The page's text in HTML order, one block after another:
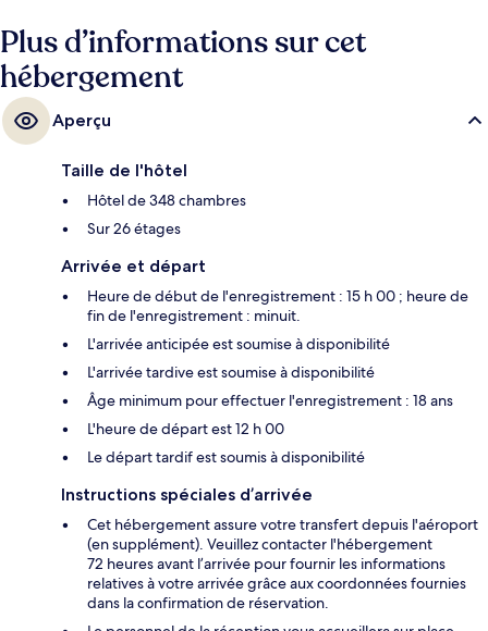
en bord de piscine. Les autres voyageurs ne disent que du bien en ce
qui concerne le personnel attentionné.
Plus d’informations sur cet
hébergement
Aperçu
Taille de l'hôtel
Hôtel de 348 chambres
Sur 26 étages
Arrivée et départ
Heure de début de l'enregistrement : 15 h 00 ; heure de
fin de l'enregistrement : minuit.
L'arrivée anticipée est soumise à disponibilité
L'arrivée tardive est soumise à disponibilité
Âge minimum pour effectuer l'enregistrement : 18 ans
L'heure de départ est 12 h 00
Le départ tardif est soumis à disponibilité
Instructions spéciales d’arrivée
Cet hébergement assure votre transfert depuis l'aéroport
(en supplément). Veuillez contacter l'hébergement
72 heures avant l’arrivée pour fournir les informations
relatives à votre arrivée grâce aux coordonnées fournies
dans la confirmation de réservation.